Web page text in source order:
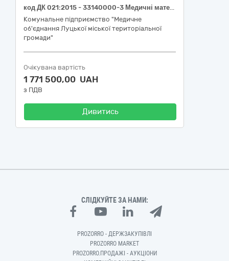
код ДК 021:2015 - 33140000-3 Медичні матеріали (НК 024:2023 – 61217 Рукавички хірургічні з гваюлового латексу з неприпудреною внутрішньою поверхнею / НК 031:2024 - T01010102 — Непудровані латексні хірургічні рукавички; НК 024:2023: - 61631 Рукавички оглядові/ процедурні нітрилові з неприпудреною внутрішньою поверхнею стерильні / НК 031:2024 - T01020204 Нітрилові рукавички для огляду/терапії); НК 024:2023: 47172 - Непудровані оглядові/ процедурні рукавички з латексу гевеї нестерильні / НК 031:2024 T010201 ЛАТЕКСНІ РУКАВИЧКИ ДЛЯ ОГЛЯДУ / ТЕРАПІЇ)
Комунальне підприємство "Медичне
об'єднання Луцької міської територіальної
громади"
Очікувана вартість
1 771 500,00 UAH
з ПДВ
Дивитись
СЛІДКУЙТЕ ЗА НАМИ:
PROZORRO - ДЕРЖЗАКУПІВЛІ
PROZORRO MARKET
PROZORRO.ПРОДАЖІ - АУКЦІОНИ